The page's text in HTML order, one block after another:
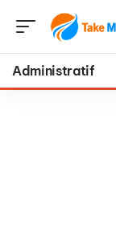
Administratif